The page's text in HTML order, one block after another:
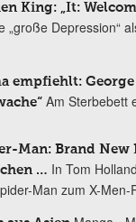
King: „It:
„große Depression“
empfiehlt: George
Am Sterbebett
Man: Brand New
… In Tom
Man zum X-Men-